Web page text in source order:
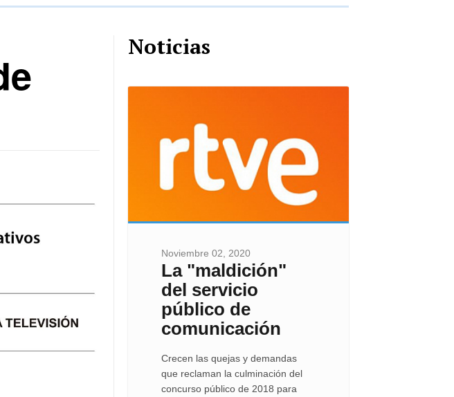
Noticias
Noviembre 02, 2020
La "maldición"
del servicio
público de
comunicación
Crecen las quejas y demandas
que reclaman la culminación del
concurso público de 2018 para